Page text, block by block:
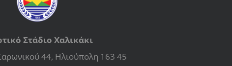
Στάδιο Χαλικάκι
44, Ηλιούπολη 163 45